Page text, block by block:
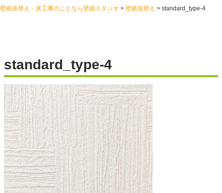
壁紙張替え・床工事のことなら壁紙スタジオ > 壁紙張替え > standard_type-4
standard_type-4